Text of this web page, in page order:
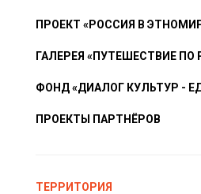
ПРОЕКТ «РОССИЯ В
ГАЛЕРЕЯ «ПУТЕШЕСТВИЕ ПО
ФОНД «ДИАЛОГ КУЛЬТУР -
ПРОЕКТЫ ПАРТНЁРОВ
ТЕРРИТОРИЯ